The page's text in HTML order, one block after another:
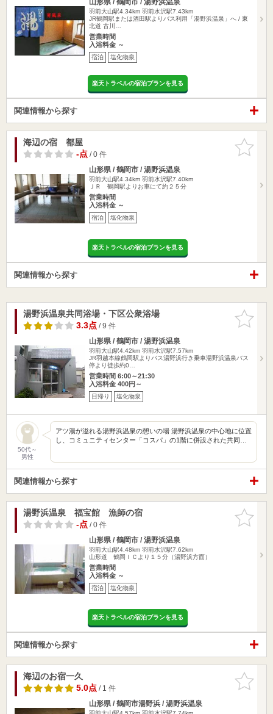
羽前大山駅4.34km 羽前水沢駅7.43km
JR鶴岡駅または酒田駅よりバス利用「湯野浜温泉」へ / 東
北道 古川…
営業時間
入浴料金 ～
宿泊 塩化物泉
楽天トラベルの宿泊プランを見る
関連情報から探す
お気に入
りに追加
海辺の宿 都屋
-点/ 0 件
山形県 / 鶴岡市 / 湯野浜温泉
羽前大山駅4.34km 羽前水沢駅7.40km
ＪＲ 鶴岡駅よりお車にて約２５分
営業時間
入浴料金 ～
宿泊 塩化物泉
楽天トラベルの宿泊プランを見る
関連情報から探す
お気に入
りに追加
湯野浜温泉共同浴場・下区公衆浴場
3.3点/ 9 件
山形県 / 鶴岡市 / 湯野浜温泉
羽前大山駅4.42km 羽前水沢駅7.57km
JR羽越本線鶴岡駅よりバス湯野浜行き乗車湯野浜温泉バス
停より徒歩約0…
営業時間 6:00～21:30
入浴料金 400円～
日帰り 塩化物泉
50代～
男性
アツ湯が溢れる湯野浜温泉の憩いの場 湯野浜温泉の中心地に位置
し、コミュニティセンター「コスパ」の1階に併設された共同…
関連情報から探す
お気に入
りに追加
湯野浜温泉 福宝館 漁師の宿
-点/ 0 件
山形県 / 鶴岡市 / 湯野浜温泉
羽前大山駅4.48km 羽前水沢駅7.62km
山形道 鶴岡ＩＣより１５分（湯野浜方面）
営業時間
入浴料金 ～
宿泊 塩化物泉
楽天トラベルの宿泊プランを見る
関連情報から探す
お気に入
りに追加
海辺のお宿一久
5.0点/ 1 件
山形県 / 鶴岡市湯野浜 / 湯野浜温泉